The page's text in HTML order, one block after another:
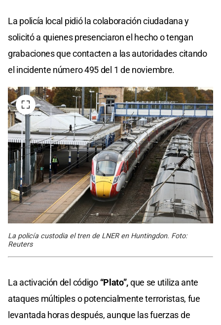
La policía local pidió la colaboración ciudadana y
solicitó a quienes presenciaron el hecho o tengan
grabaciones que contacten a las autoridades citando
el incidente número 495 del 1 de noviembre.
La policía custodia el tren de LNER en Huntingdon. Foto:
Reuters
La activación del código “Plato”,que se utiliza ante
ataques múltiples o potencialmente terroristas, fue
levantada horas después, aunque las fuerzas de